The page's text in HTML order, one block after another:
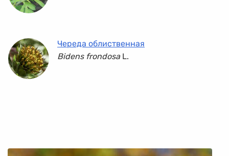
Череда облиственная
Bidens frondosaL.